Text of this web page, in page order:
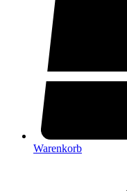
Warenkorb